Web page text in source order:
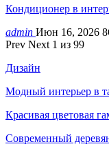
Кондиционер в
admin Июн 16, 2026
Prev Next 1 из 99
Дизайн
Модный интерьер в
Красивая цветовая
Современный